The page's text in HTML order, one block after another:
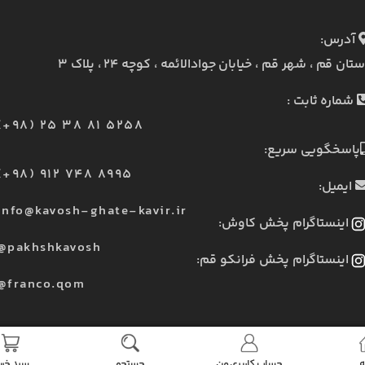
آدرس:
قم ، شهر قم ، خیابان جوادالائمه ، کوچه ۲۴ ، پلاک ۳
شماره ثابت :
25 38 81 5258
پاسخگویی سریع:
912 748 8995
ایمیل:
ghate-kavir.ir
اینستاگرام پخش کاوش:
اینستاگرام پخش فرانکو قم: